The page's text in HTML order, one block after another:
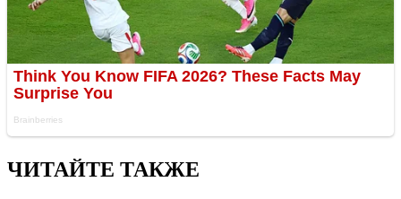
ЧИТАЙТЕ ТАКЖЕ